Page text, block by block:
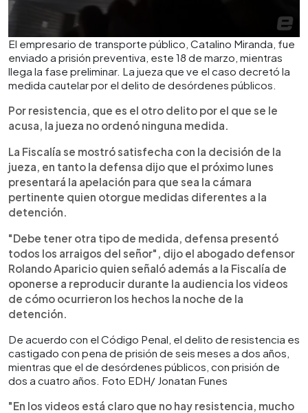
El empresario de transporte público, Catalino Miranda, fue
enviado a prisión preventiva, este 18 de marzo, mientras
llega la fase preliminar. La jueza que ve el caso decretó la
medida cautelar por el delito de desórdenes públicos.
Por resistencia, que es el otro delito por el que se le
acusa, la jueza no ordenó ninguna medida.
La Fiscalía se mostró satisfecha con la decisión de la
jueza, en tanto la defensa dijo que el próximo lunes
presentará la apelación para que sea la cámara
pertinente quien otorgue medidas diferentes a la
detención.
"Debe tener otra tipo de medida, defensa presentó
todos los arraigos del señor", dijo el abogado defensor
Rolando Aparicio quien señaló además a la Fiscalía de
oponerse a reproducir durante la audiencia los videos
de cómo ocurrieron los hechos la noche de la
detención.
De acuerdo con el Código Penal, el delito de resistencia es
castigado con pena de prisión de seis meses a dos años,
mientras que el de desórdenes públicos, con prisión de
dos a cuatro años. Foto EDH/ Jonatan Funes
"En los videos está claro que no hay resistencia, mucho